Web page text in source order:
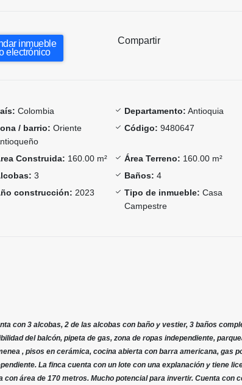
inmueble
electrónico
Compartir
Colombia Departamento: Antioquia
/ barrio: Oriente
Código: 9480647
Construida: 160.00 m² Área Terreno: 160.00 m²
3 Baños: 4
construcción: 2023 Tipo de inmueble: Casa
Campestre
con 3 alcobas, 2 de las alcobas con baño y vestier, 3 baños
del balcón, pipeta de gas, zona de ropas independiente,
, pisos en cerámica, cocina abierta con barra americana, gas
La finca cuenta con un lote con una explanación y tiene
con área de 170 metros. Mucho potencial para invertir. Cuenta con